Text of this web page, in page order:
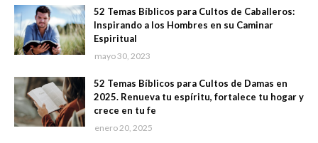
52 Temas Bíblicos para Cultos de Caballeros:
Inspirando a los Hombres en su Caminar
Espiritual
mayo 30, 2023
52 Temas Bíblicos para Cultos de Damas en
2025. Renueva tu espíritu, fortalece tu hogar y
crece en tu fe
enero 20, 2025